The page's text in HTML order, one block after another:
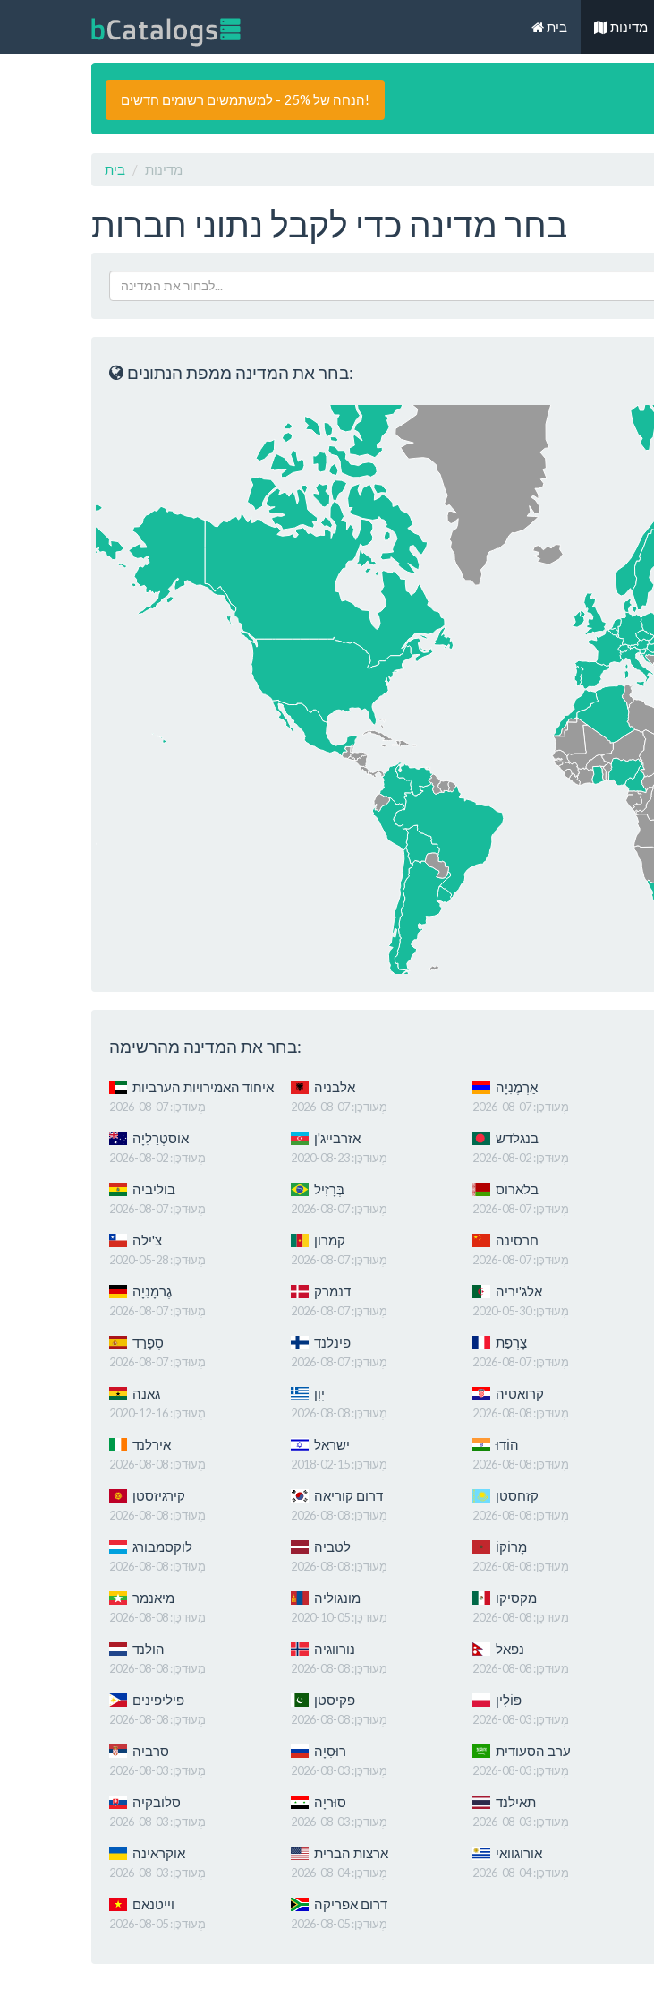
בית מדינות
הנחה של 25% - למשתמשים רשומים חדשים!
בית מדינות
בחר מדינה כדי לקבל נתוני חברות
לבחור את המדינה...
בחר את המדינה ממפת הנתונים:
בחר את המדינה מהרשימה:
איחוד האמירויות הערביות
מְעוּדכָּן:2026-08-07
אלבניה
מְעוּדכָּן:2026-08-07
אַרְמֶנִיָה
מְעוּדכָּן:2026-08-07
אוֹסטְרַלִיָה
מְעוּדכָּן:2026-08-02
אזרבייג'ן
מְעוּדכָּן:2020-08-23
בנגלדש
מְעוּדכָּן:2026-08-02
בוליביה
מְעוּדכָּן:2026-08-07
בְּרָזִיל
מְעוּדכָּן:2026-08-07
בלארוס
מְעוּדכָּן:2026-08-07
צ'ילה
מְעוּדכָּן:2020-05-28
קמרון
מְעוּדכָּן:2026-08-07
חרסינה
מְעוּדכָּן:2026-08-07
גֶרמָנִיָה
מְעוּדכָּן:2026-08-07
דנמרק
מְעוּדכָּן:2026-08-07
אלג'יריה
מְעוּדכָּן:2020-05-30
סְפָרַד
מְעוּדכָּן:2026-08-07
פינלנד
מְעוּדכָּן:2026-08-07
צָרְפַת
מְעוּדכָּן:2026-08-07
גאנה
מְעוּדכָּן:2020-12-16
יָוָן
מְעוּדכָּן:2026-08-08
קרואטיה
מְעוּדכָּן:2026-08-08
אירלנד
מְעוּדכָּן:2026-08-08
ישראל
מְעוּדכָּן:2018-02-15
הוֹדוּ
מְעוּדכָּן:2026-08-08
קירגיזסטן
מְעוּדכָּן:2026-08-08
דרום קוריאה
מְעוּדכָּן:2026-08-08
קזחסטן
מְעוּדכָּן:2026-08-08
לוקסמבורג
מְעוּדכָּן:2026-08-08
לטביה
מְעוּדכָּן:2026-08-08
מָרוֹקוֹ
מְעוּדכָּן:2026-08-08
מיאנמר
מְעוּדכָּן:2026-08-08
מונגוליה
מְעוּדכָּן:2020-10-05
מקסיקו
מְעוּדכָּן:2026-08-08
הולנד
מְעוּדכָּן:2026-08-08
נורווגיה
מְעוּדכָּן:2026-08-08
נפאל
מְעוּדכָּן:2026-08-08
פיליפינים
מְעוּדכָּן:2026-08-08
פקיסטן
מְעוּדכָּן:2026-08-08
פּוֹלִין
מְעוּדכָּן:2026-08-03
סרביה
מְעוּדכָּן:2026-08-03
רוּסִיָה
מְעוּדכָּן:2026-08-03
ערב הסעודית
מְעוּדכָּן:2026-08-03
סלובקיה
מְעוּדכָּן:2026-08-03
סוּריָה
מְעוּדכָּן:2026-08-03
תאילנד
מְעוּדכָּן:2026-08-03
אוקראינה
מְעוּדכָּן:2026-08-03
ארצות הברית
מְעוּדכָּן:2026-08-04
אורוגוואי
מְעוּדכָּן:2026-08-04
וייטנאם
מְעוּדכָּן:2026-08-05
דרום אפריקה
מְעוּדכָּן:2026-08-05